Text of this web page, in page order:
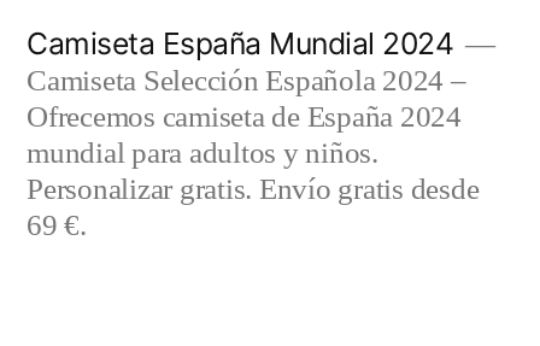
contenido
Camiseta España Mundial 2024
Camiseta Selección Española 2024 –
Ofrecemos camiseta de España 2024
mundial para adultos y niños.
Personalizar gratis. Envío gratis desde
69 €.